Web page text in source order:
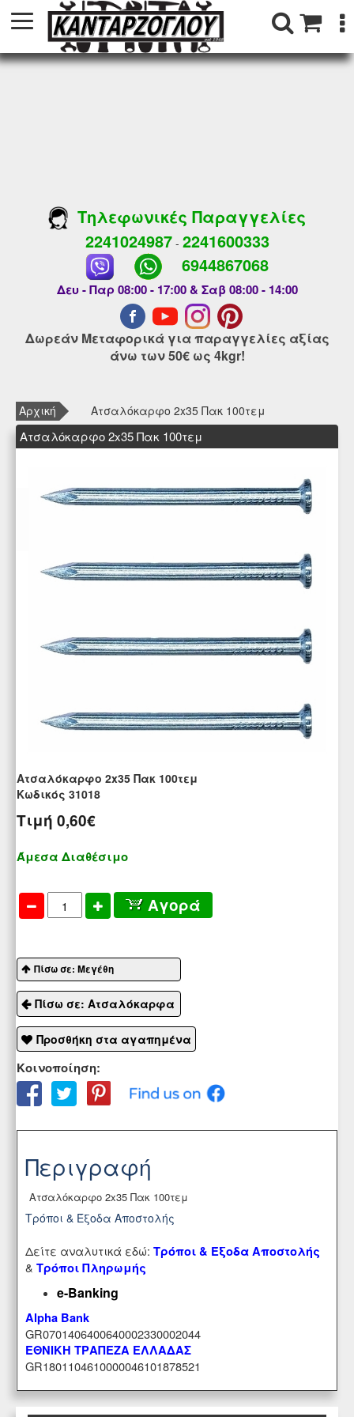
Τηλεφωνικές Παραγγελίες
2241024987- 2241600333
6944867068
Δευ - Παρ 08:00 - 17:00 & Σαβ 08:00 - 14:00
Δωρεάν Μεταφορικά για παραγγελίες αξίας
άνω των 50€ ως 4kgr!
Αρχική Ατσαλόκαρφο 2x35 Πακ 100τεμ
Ατσαλόκαρφο 2x35 Πακ 100τεμ
Ατσαλόκαρφο 2x35 Πακ 100τεμ
Kωδικός 31018
Τιμή 0,60€
Άμεσα Διαθέσιμο
Αγορά
Πίσω σε: Μεγέθη
Πίσω σε: Ατσαλόκαρφα
Προσθήκη στα αγαπημένα
Κοινοποίηση:
Περιγραφή
Ατσαλόκαρφο 2x35 Πακ 100τεμ
Τρόποι & Έξοδα Αποστολής
Δείτε αναλυτικά εδώ: Τρόποι & Έξοδα Αποστολής
& Τρόποι Πληρωμής
e-Banking
Alpha Bank
GR0701406400640002330002044
ΕΘΝΙΚΗ ΤΡΑΠΕΖΑ ΕΛΛΑΔΑΣ
GR1801104610000046101878521